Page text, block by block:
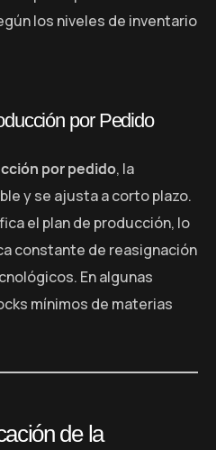
los niveles de inventario
por Pedido
por pedido, la
y se ajusta a corto plazo.
el plan de producción, lo
constante de reasignación
En algunas
mínimos de materias
de la